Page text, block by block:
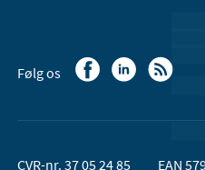
Følg os
CVR-nr. 37 05 24 85 EAN